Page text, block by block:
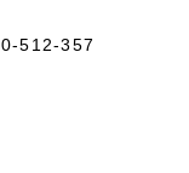
512-357